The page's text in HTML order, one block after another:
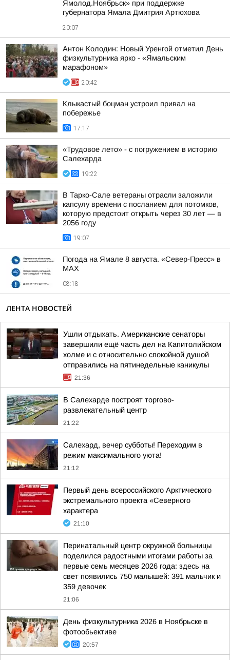
Ямолод.Ноябрьск» при поддержке
губернатора Ямала Дмитрия Артюхова
20:07
Антон Колодин: Новый Уренгой отметил День
физкультурника ярко - «Ямальским
марафоном»
20:42
Клыкастый боцман устроил привал на
побережье
17:17
«Трудовое лето» - с погружением в историю
Салехарда
19:22
В Тарко-Сале ветераны отрасли заложили
капсулу времени с посланием для потомков,
которую предстоит открыть через 30 лет — в
2056 году
19:07
Погода на Ямале 8 августа. «Север-Пресс» в
MAX
08:18
ЛЕНТА НОВОСТЕЙ
Ушли отдыхать. Американские сенаторы
завершили ещё часть дел на Капитолийском
холме и с относительно спокойной душой
отправились на пятинедельные каникулы
21:36
В Салехарде построят торгово-
развлекательный центр
21:22
Салехард, вечер субботы! Переходим в
режим максимального уюта!
21:12
Первый день всероссийского Арктического
экстремального проекта «Северного
характера
21:10
Перинатальный центр окружной больницы
поделился радостными итогами работы за
первые семь месяцев 2026 года: здесь на
свет появились 750 малышей: 391 мальчик и
359 девочек
21:06
День физкультурника 2026 в Ноябрьске в
фотообьективе
20:57